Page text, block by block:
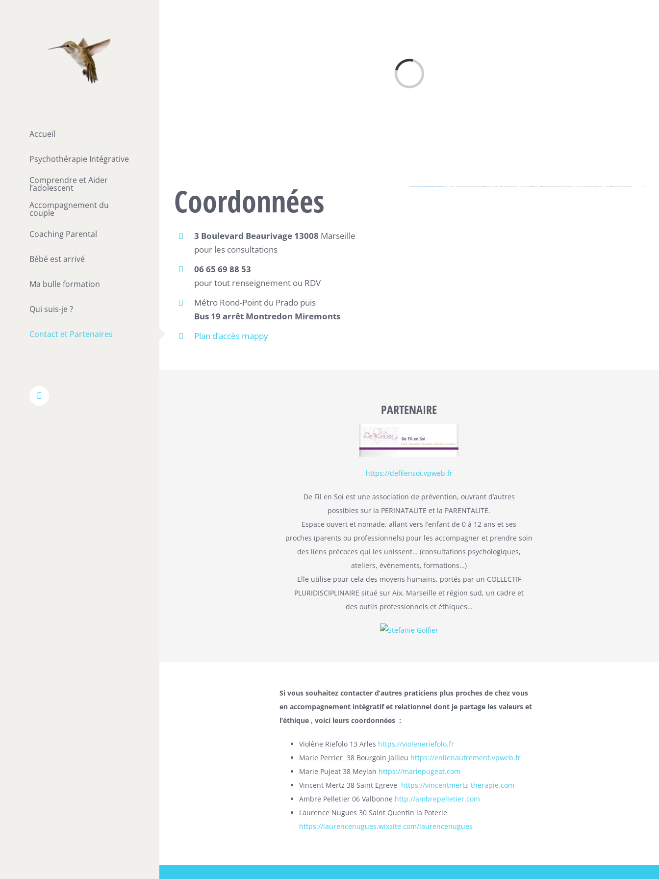
Accueil
Psychothérapie Intégrative
Comprendre et Aider
l’adolescent
Accompagnement du
couple
Coaching Parental
Bébé est arrivé
Ma bulle formation
Qui suis-je ?
Contact et Partenaires
Facebook
Chargement…
Coordonnées
3 Boulevard Beaurivage 13008 Marseille
pour les consultations
06 65 69 88 53
pour tout renseignement ou RDV
Métro Rond-Point du Prado puis
Bus 19 arrêt Montredon Miremonts
Plan d’accès mappy
PARTENAIRE
https://defilensoi.vpweb.fr
De Fil en Soi est une association de prévention, ouvrant d’autres
possibles sur la PERINATALITE et la PARENTALITE.
Espace ouvert et nomade, allant vers l’enfant de 0 à 12 ans et ses
proches (parents ou professionnels) pour les accompagner et prendre soin
des liens précoces qui les unissent… (consultations psychologiques,
ateliers, évènements, formations…)
Elle utilise pour cela des moyens humains, portés par un COLLECTIF
PLURIDISCIPLINAIRE situé sur Aix, Marseille et région sud, un cadre et
des outils professionnels et éthiques…
Si vous souhaitez contacter d’autres praticiens plus proches de chez vous
en accompagnement intégratif et relationnel dont je partage les valeurs et
l’éthique , voici leurs coordonnées :
Violène Riefolo 13 Arles https://violeneriefolo.fr
Marie Perrier 38 Bourgoin Jallieu https://enlienautrement.vpweb.fr
Marie Pujeat 38 Meylan https://mariepugeat.com
Vincent Mertz 38 Saint Egreve https://vincentmertz-therapie.com
Ambre Pelletier 06 Valbonne http://ambrepelletier.com
Laurence Nugues 30 Saint Quentin la Poterie
https://laurencenugues.wixsite.com/laurencenugues